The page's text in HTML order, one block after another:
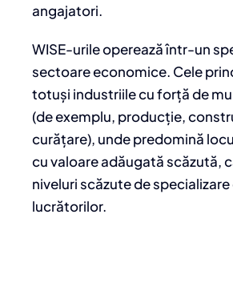
angajatori.
WISE-urile operează într-un
sectoare economice. Cele
totuși industriile cu forță de
(de exemplu, producție,
curățare), unde predomină
cu valoare adăugată scăzută,
niveluri scăzute de
lucrătorilor.